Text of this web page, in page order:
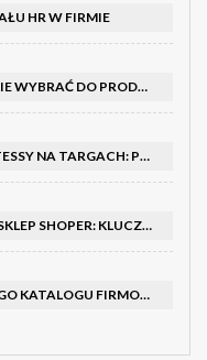
HR W FIRMIE
RODZAJE FALCAREK I BIGÓWEK: JAKIE WYBRAĆ DO PRODUKCJI?
JAK SKUTECZNIE PROWADZIĆ HOSTESSY NA TARGACH: PORADNIK I SZKOLENIA
JAK SKUTECZNIE POZYCJONOWAĆ SKLEP SHOPER: KLUCZOWE KROKI I STRATEGIE
KLUCZOWE ELEMENTY SKUTECZNEGO KATALOGU FIRMOWEGO I BROSZURY